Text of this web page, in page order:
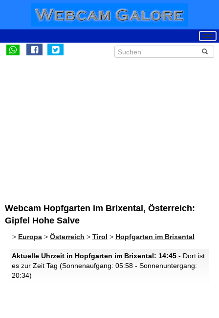
Webcam Hopfgarten im Brixental, Österreich:
Gipfel Hohe Salve
> Europa > Österreich > Tirol > Hopfgarten im Brixental
Aktuelle Uhrzeit in Hopfgarten im Brixental: 14:45 - Dort ist
es zur Zeit Tag (Sonnenaufgang: 05:58 - Sonnenuntergang:
20:34)